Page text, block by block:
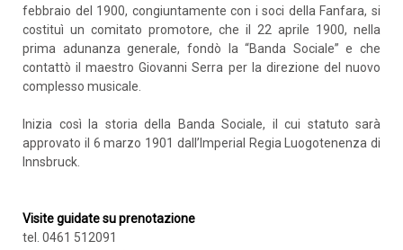
febbraio del 1900, congiuntamente con i soci della Fanfara, si
costituì un comitato promotore, che il 22 aprile 1900, nella
prima adunanza generale, fondò la “Banda Sociale” e che
contattò il maestro Giovanni Serra per la direzione del nuovo
complesso musicale.
Inizia così la storia della Banda Sociale, il cui statuto sarà
approvato il 6 marzo 1901 dall’Imperial Regia Luogotenenza di
Innsbruck.
Visite guidate su prenotazione
tel. 0461 512091